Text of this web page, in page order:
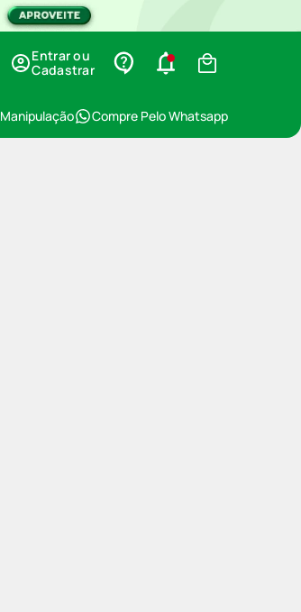
Entrar ou
Cadastrar
Manipulação Compre Pelo Whatsapp